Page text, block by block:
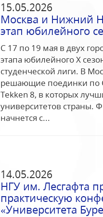
15.05.2026
Москва и Нижний
этап юбилейного
С 17 по 19 мая в двух
этапа юбилейного Х
студенческой лиги. В
решающие поединки по
Tekken 8, в которых
университетов страны.
начнется с...
14.05.2026
НГУ им. Лесгафта
практическую
«Университета